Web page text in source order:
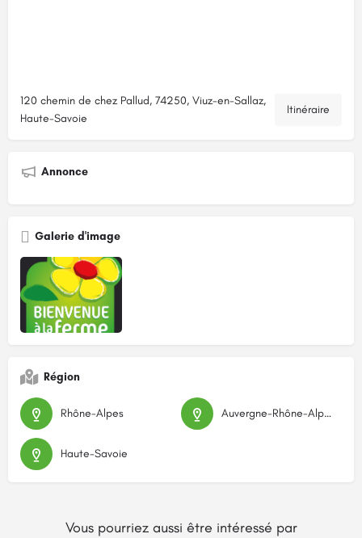
120 chemin de chez Pallud, 74250, Viuz-en-Sallaz,
Haute-Savoie
Itinéraire
Annonce
Galerie d'image
Région
Rhône-Alpes Auvergne-Rhône-Alpes
Haute-Savoie
Vous pourriez aussi être intéressé par